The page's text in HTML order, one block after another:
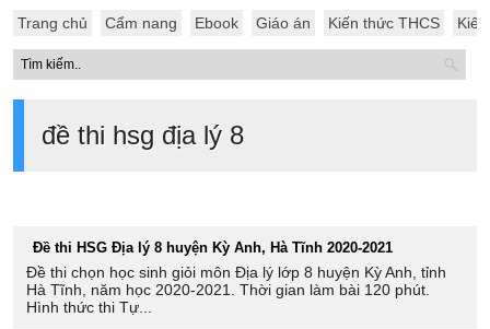
Trang chủ Cẩm nang Ebook Giáo án Kiến thức THCS
đề thi hsg địa lý 8
Đề thi HSG Địa lý 8 huyện Kỳ Anh, Hà Tĩnh 2020-2021
Đề thi chọn học sinh giỏi môn Địa lý lớp 8 huyện Kỳ Anh, tỉnh
Hà Tĩnh, năm học 2020-2021. Thời gian làm bài 120 phút.
Hình thức thi Tự...